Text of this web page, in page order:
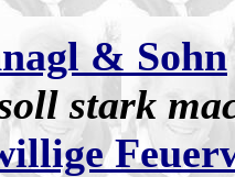
& Sohn
stark